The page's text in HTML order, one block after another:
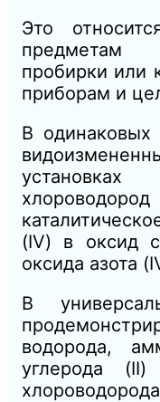
Это
предметам
пробирки или
приборам и
В
(IV) в оксид
оксида азота
В
водорода,
углерода